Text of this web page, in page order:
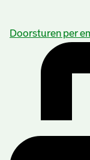
Doorsturen per